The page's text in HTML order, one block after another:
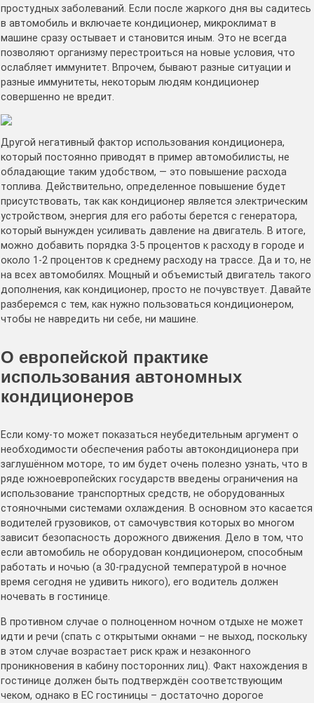
простудных заболеваний. Если после жаркого дня вы садитесь
в автомобиль и включаете кондиционер, микроклимат в
машине сразу остывает и становится иным. Это не всегда
позволяют организму перестроиться на новые условия, что
ослабляет иммунитет. Впрочем, бывают разные ситуации и
разные иммунитеты, некоторым людям кондиционер
совершенно не вредит.
Другой негативный фактор использования кондиционера,
который постоянно приводят в пример автомобилисты, не
обладающие таким удобством, — это повышение расхода
топлива. Действительно, определенное повышение будет
присутствовать, так как кондиционер является электрическим
устройством, энергия для его работы берется с генератора,
который вынужден усиливать давление на двигатель. В итоге,
можно добавить порядка 3-5 процентов к расходу в городе и
около 1-2 процентов к среднему расходу на трассе. Да и то, не
на всех автомобилях. Мощный и объемистый двигатель такого
дополнения, как кондиционер, просто не почувствует. Давайте
разберемся с тем, как нужно пользоваться кондиционером,
чтобы не навредить ни себе, ни машине.
О европейской практике
использования автономных
кондиционеров
Если кому-то может показаться неубедительным аргумент о
необходимости обеспечения работы автокондиционера при
заглушённом моторе, то им будет очень полезно узнать, что в
ряде южноевропейских государств введены ограничения на
использование транспортных средств, не оборудованных
стояночными системами охлаждения. В основном это касается
водителей грузовиков, от самочувствия которых во многом
зависит безопасность дорожного движения. Дело в том, что
если автомобиль не оборудован кондиционером, способным
работать и ночью (а 30-градусной температурой в ночное
время сегодня не удивить никого), его водитель должен
ночевать в гостинице.
В противном случае о полноценном ночном отдыхе не может
идти и речи (спать с открытыми окнами – не выход, поскольку
в этом случае возрастает риск краж и незаконного
проникновения в кабину посторонних лиц). Факт нахождения в
гостинице должен быть подтверждён соответствующим
чеком, однако в ЕС гостиницы – достаточно дорогое